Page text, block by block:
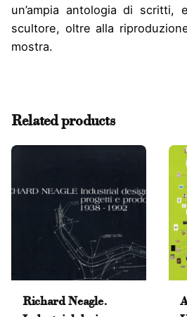
un’ampia antologia di scritti,
scultore, oltre alla
mostra.
Un omaggio della Fondazione
Il tuo indirizzo email non sarà
obbligatori sono contrassegnati*
Rate this product:
Related products
Richard Neagle.